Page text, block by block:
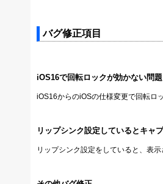
バグ修正項目
iOS16で回転ロックが効かない問題
iOS16からのiOSの仕様変更で回転ロ
リップシンク設定しているとキャ
リップシンク設定をしていると、表